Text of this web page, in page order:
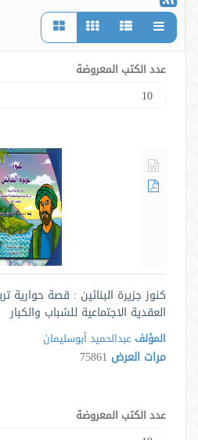
عدد الكتب المعروضة
كنوز جزيرة البنائين : قصة حوارية
العقدية الاجتماعية للشباب والكبار
المؤلف عبدالحميد أبوسليمان
مرات العرض 75861
عدد الكتب المعروضة